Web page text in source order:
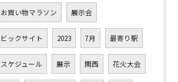
お買い物マラソン 展示会
ビックサイト 2023 7月 最寄り駅
スケジュール 展示 関西 花火大会